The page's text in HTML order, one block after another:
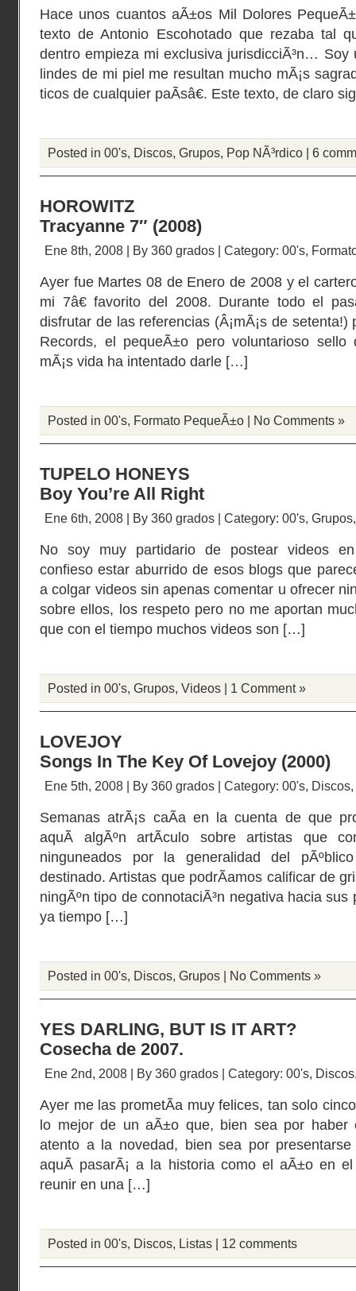
Hace unos cuantos aÃ±os Mil Dolores
texto de Antonio Escohotado que rezaba tal
dentro empieza mi exclusiva jurisdicciÃ³n… Soy
lindes de mi piel me resultan mucho mÃ¡s
ticos de cualquier paÃ­sâ€. Este texto, de claro
Posted in 00's, Discos, Grupos, Pop NÃ³rdico | 6
HOROWITZ
Tracyanne 7″ (2008)
Ene 8th, 2008 | By 360 grados | Category: 00's,
Ayer fue Martes 08 de Enero de 2008 y el
mi 7â€ favorito del 2008. Durante todo el
disfrutar de las referencias (Â¡mÃ¡s de
Records, el pequeÃ±o pero voluntarioso
mÃ¡s vida ha intentado darle […]
Posted in 00's, Formato PequeÃ±o | No Comments »
TUPELO HONEYS
Boy You’re All Right
Ene 6th, 2008 | By 360 grados | Category: 00's, Grupos
No soy muy partidario de postear videos en
confieso estar aburrido de esos blogs que
a colgar videos sin apenas comentar u ofrecer
sobre ellos, los respeto pero no me aportan
que con el tiempo muchos videos son […]
Posted in 00's, Grupos, Videos | 1 Comment »
LOVEJOY
Songs In The Key Of Lovejoy (2000)
Ene 5th, 2008 | By 360 grados | Category: 00's, Discos,
Semanas atrÃ¡s caÃ­a en la cuenta de que
aquÃ­ algÃºn artÃ­culo sobre artistas que
ninguneados por la generalidad del
destinado. Artistas que podrÃ­amos calificar de
ningÃºn tipo de connotaciÃ³n negativa hacia
ya tiempo […]
Posted in 00's, Discos, Grupos | No Comments »
YES DARLING, BUT IS IT ART?
Cosecha de 2007.
Ene 2nd, 2008 | By 360 grados | Category: 00's, Discos
Ayer me las prometÃ­a muy felices, tan solo
lo mejor de un aÃ±o que, bien sea por haber
atento a la novedad, bien sea por
aquÃ­ pasarÃ¡ a la historia como el aÃ±o en
reunir en una […]
Posted in 00's, Discos, Listas | 12 comments